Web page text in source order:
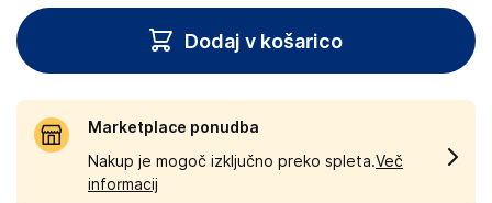
Dodaj v košarico
Marketplace ponudba
Nakup je mogoč izključno preko spleta.Več
informacij